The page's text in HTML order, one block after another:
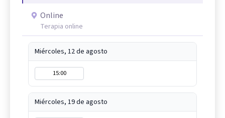
Online
Terapia online
Miércoles, 12 de agosto
15:00
Miércoles, 19 de agosto